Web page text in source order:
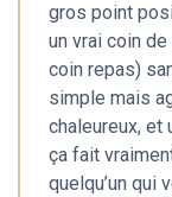
gros point
un vrai coin
coin repas)
simple mais
chaleureux, et
ça fait
quelqu’un qui